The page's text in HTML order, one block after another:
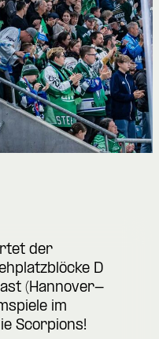
der
D
(Hannover-
im
Scorpions!